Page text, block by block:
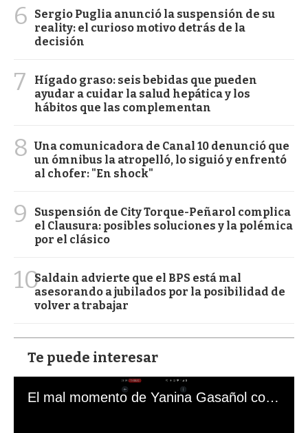
6
Sergio Puglia anunció la suspensión de su
reality: el curioso motivo detrás de la
decisión
7
Hígado graso: seis bebidas que pueden
ayudar a cuidar la salud hepática y los
hábitos que las complementan
8 Una comunicadora de Canal 10 denunció que
un ómnibus la atropelló, lo siguió y enfrentó
al chofer: "En shock"
9
Suspensión de City Torque-Peñarol complica
el Clausura: posibles soluciones y la polémica
por el clásico
10Saldain advierte que el BPS está mal
asesorando a jubilados por la posibilidad de
volver a trabajar
Te puede interesar
El mal momento de Yanina Gasañol con un hincha argentino en "Subrayado"